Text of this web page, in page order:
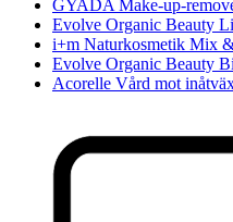
GYADA Make-up-
Evolve Organic Beauty
i+m Naturkosmetik Mix
Evolve Organic Beauty
Acorelle Vård mot